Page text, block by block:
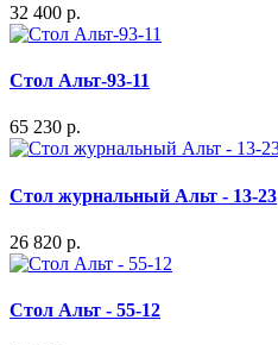
32 400 р.
Стол Альт-93-11
65 230 р.
Стол журнальный Альт - 13-23
26 820 р.
Стол Альт - 55-12